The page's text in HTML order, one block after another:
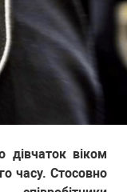
дівчаток віком
часу. Стосовно